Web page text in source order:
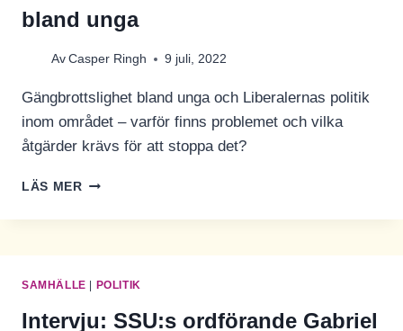
bland unga
Av Casper Ringh 9 juli, 2022
Gängbrottslighet bland unga och Liberalernas politik
inom området – varför finns problemet och vilka
åtgärder krävs för att stoppa det?
LÄS MERPAULINA
(L)
GÄNGKRIMINALITET
BLAND
SAMHÄLLE POLITIK
Intervju: SSU:s ordförande Gabriel